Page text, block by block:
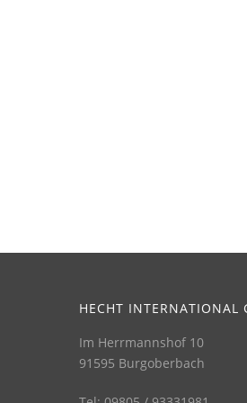
HECHT INTERNATIONAL
Im Herrmannshof 10
91595 Burgoberbach